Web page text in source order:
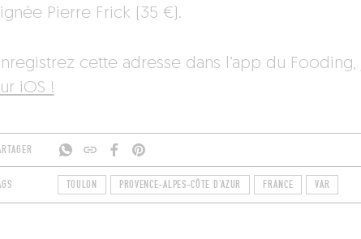
Pierre Frick (35 €).
cette adresse dans l’app du Fooding,
iOS !
TOULON PROVENCE-ALPES-CÔTE D'AZUR FRANCE VAR